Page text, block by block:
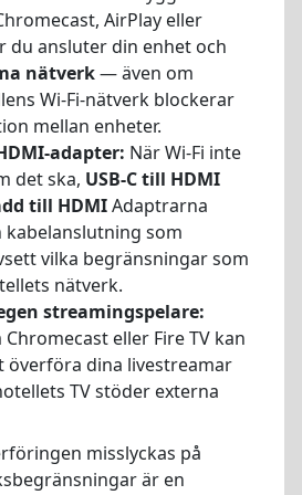
AirPlay eller
du ansluter din enhet och
nätverk— även om
Wi-Fi-nätverk blockerar
mellan enheter.
adapter: När Wi-Fi inte
det ska, USB-C till HDMI
till HDMIAdaptrarna
som
vilka begränsningar som
nätverk.
streamingspelare:
eller Fire TV kan
överföra dina livestreamar
TV stöder externa
misslyckas på
är en